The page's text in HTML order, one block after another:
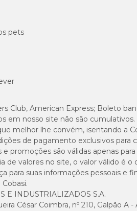
pets
Club, American Express; Boleto
em nosso site não são
melhor lhe convém, isentando a
de pagamento exclusivos para
e promoções são válidas apenas
de valores no site, o valor válido é o
para suas informações pessoais e
E INDUSTRIALIZADOS S.A.
César Coimbra, nº 210, Galpão A